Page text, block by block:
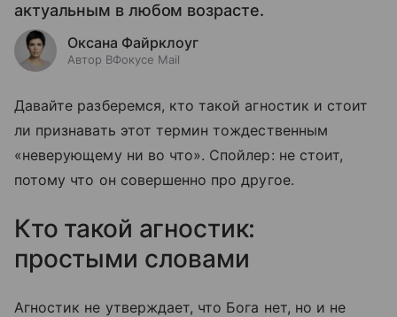
актуальным в любом возрасте.
Оксана Файрклоуг
Автор ВФокусе Mail
Давайте разберемся, кто такой агностик и стоит
ли признавать этот термин тождественным
«неверующему ни во что». Спойлер: не стоит,
потому что он совершенно про другое.
Кто такой агностик:
простыми словами
Агностик не утверждает, что Бога нет, но и не